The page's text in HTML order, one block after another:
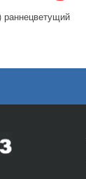
раннецветущий